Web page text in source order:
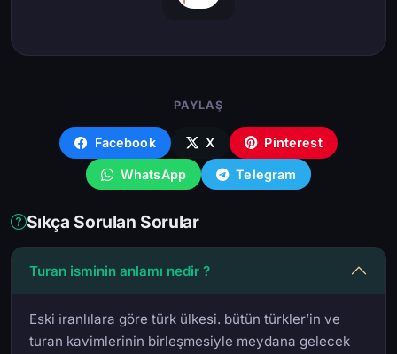
PAYLAŞ
Facebook X Pinterest
WhatsApp Telegram
Sıkça Sorulan Sorular
Turan isminin anlamı nedir ?
Eski i̇ranlılara göre türk ülkesi. bütün türkler’in ve
turan kavimlerinin birleşmesiyle meydana gelecek